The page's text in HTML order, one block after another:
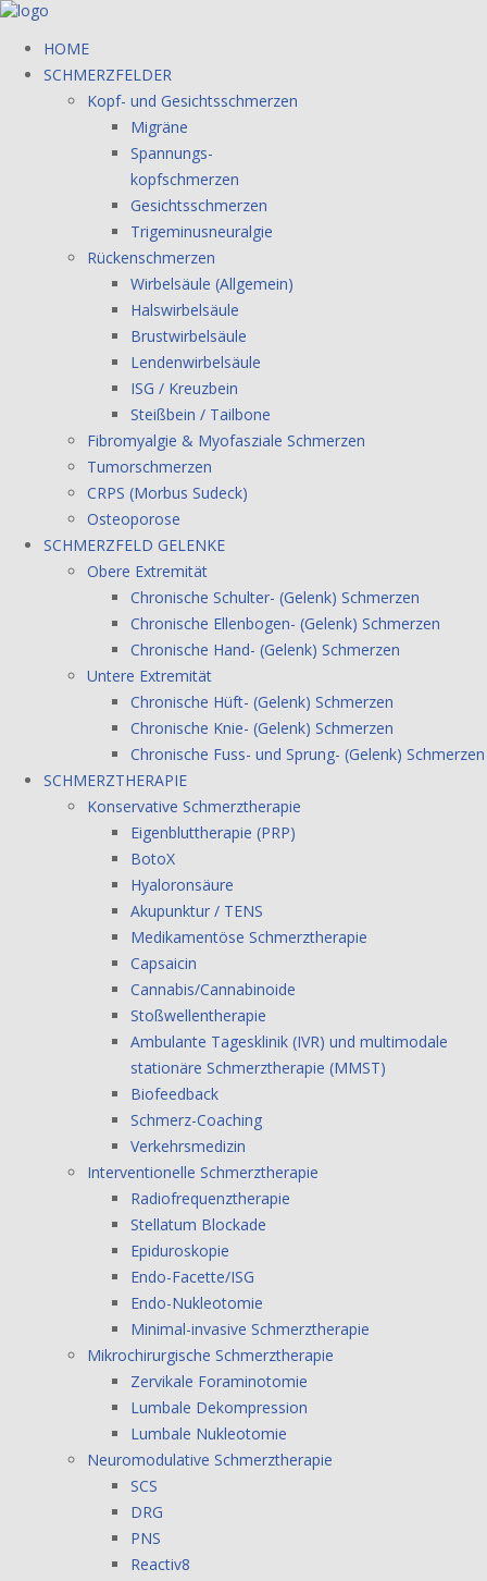
HOME
SCHMERZFELDER
Kopf- und Gesichtsschmerzen
Migräne
Spannungs-
kopfschmerzen
Gesichtsschmerzen
Trigeminusneuralgie
Rückenschmerzen
Wirbelsäule (Allgemein)
Halswirbelsäule
Brustwirbelsäule
Lendenwirbelsäule
ISG / Kreuzbein
Steißbein / Tailbone
Fibromyalgie & Myofasziale Schmerzen
Tumorschmerzen
CRPS (Morbus Sudeck)
Osteoporose
SCHMERZFELD GELENKE
Obere Extremität
Chronische Schulter- (Gelenk) Schmerzen
Chronische Ellenbogen- (Gelenk) Schmerzen
Chronische Hand- (Gelenk) Schmerzen
Untere Extremität
Chronische Hüft- (Gelenk) Schmerzen
Chronische Knie- (Gelenk) Schmerzen
Chronische Fuss- und Sprung- (Gelenk) Schmerzen
SCHMERZTHERAPIE
Konservative Schmerztherapie
Eigenbluttherapie (PRP)
BotoX
Hyaloronsäure
Akupunktur / TENS
Medikamentöse Schmerztherapie
Capsaicin
Cannabis/Cannabinoide
Stoßwellentherapie
Ambulante Tagesklinik (IVR) und multimodale
stationäre Schmerztherapie (MMST)
Biofeedback
Schmerz-Coaching
Verkehrsmedizin
Interventionelle Schmerztherapie
Radiofrequenztherapie
Stellatum Blockade
Epiduroskopie
Endo-Facette/ISG
Endo-Nukleotomie
Minimal-invasive Schmerztherapie
Mikrochirurgische Schmerztherapie
Zervikale Foraminotomie
Lumbale Dekompression
Lumbale Nukleotomie
Neuromodulative Schmerztherapie
SCS
DRG
PNS
Reactiv8